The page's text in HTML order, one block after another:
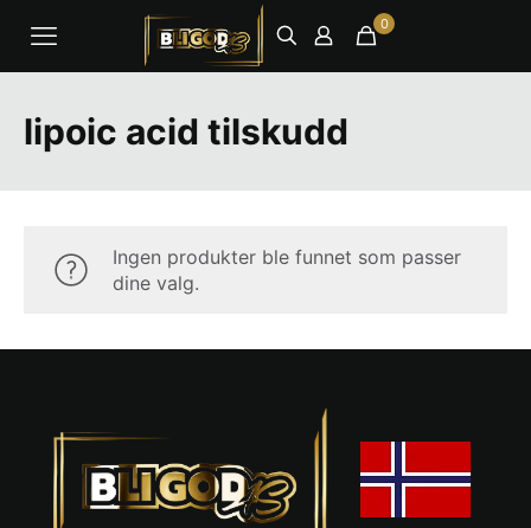
0
lipoic acid tilskudd
Ingen produkter ble funnet som passer
dine valg.